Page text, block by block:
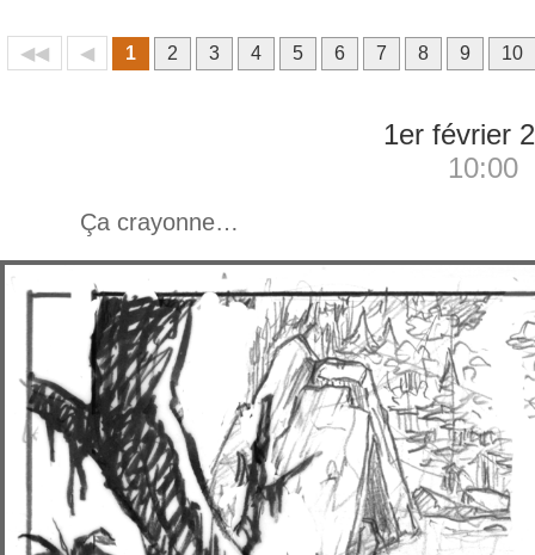
◀◀ ◀ 1 2 3 4 5 6 7 8 9 10
1er février
10:00
Ça crayonne…